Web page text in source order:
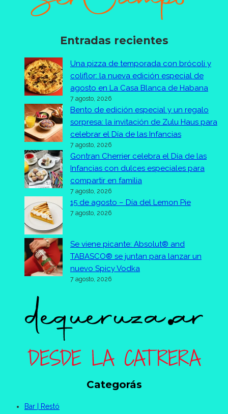
Entradas recientes
Una pizza de temporada con brócoli y
coliflor: la nueva edición especial de
agosto en La Casa Blanca de Habana
7 agosto, 2026
Bento de edición especial y un regalo
sorpresa: la invitación de Zulu Haus para
celebrar el Día de las Infancias
7 agosto, 2026
Gontran Cherrier celebra el Día de las
Infancias con dulces especiales para
compartir en familia
7 agosto, 2026
15 de agosto – Día del Lemon Pie
7 agosto, 2026
Se viene picante: Absolut® and
TABASCO® se juntan para lanzar un
nuevo Spicy Vodka
7 agosto, 2026
Categorás
Bar | Restó